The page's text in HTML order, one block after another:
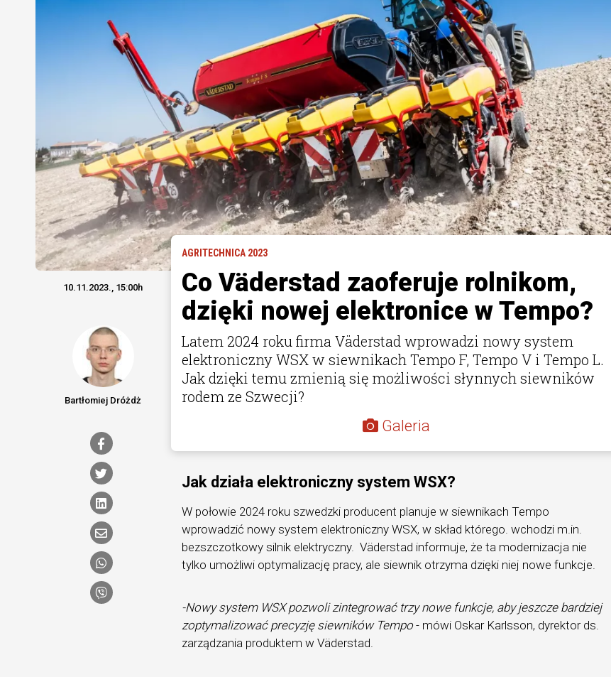
AGRITECHNICA 2023
Co Väderstad zaoferuje rolnikom,
dzięki nowej elektronice w Tempo?
Latem 2024 roku firma Väderstad wprowadzi nowy system
elektroniczny WSX w siewnikach Tempo F, Tempo V i Tempo L.
Jak dzięki temu zmienią się możliwości słynnych siewników
rodem ze Szwecji?
Galeria
10.11.2023., 15:00h
Bartłomiej Dróżdż
Jak działa elektroniczny system WSX?
W połowie 2024 roku szwedzki producent planuje w siewnikach Tempo
wprowadzić nowy system elektroniczny WSX, w skład którego. wchodzi m.in.
bezszczotkowy silnik elektryczny. Väderstad informuje, że ta modernizacja nie
tylko umożliwi optymalizację pracy, ale siewnik otrzyma dzięki niej nowe funkcje.
-Nowy system WSX pozwoli zintegrować trzy nowe funkcje, aby jeszcze bardziej
zoptymalizować precyzję siewników Tempo - mówi Oskar Karlsson, dyrektor ds.
zarządzania produktem w Väderstad.